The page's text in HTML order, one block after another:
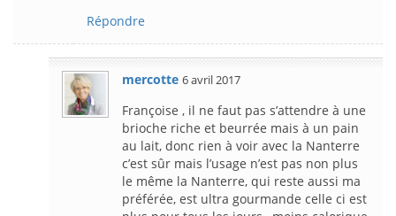
Répondre
mercotte 6 avril 2017
Françoise , il ne faut pas s’attendre à une
brioche riche et beurrée mais à un pain
au lait, donc rien à voir avec la Nanterre
c’est sûr mais l’usage n’est pas non plus
le même la Nanterre, qui reste aussi ma
préférée, est ultra gourmande celle ci est